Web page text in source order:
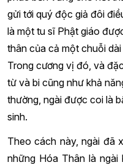
gửi tới quý độc giả đôi
là một tu sĩ Phật giáo
thân của cả một chuỗi
Trong cương vị đó, và
từ và bi cũng như khả
thường, ngài được coi là
sinh.
Theo cách này, ngài đã
những Hóa Thân là ngài